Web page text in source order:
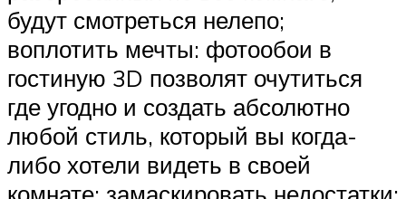
будут смотреться нелепо;
воплотить мечты: фотообои в
гостиную 3D позволят очутиться
где угодно и создать абсолютно
любой стиль, который вы когда-
либо хотели видеть в своей